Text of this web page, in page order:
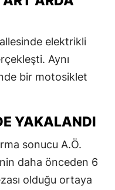
elektrikli
Aynı
bir motosiklet
YAKALANDI
sonucu A.Ö.
daha önceden 6
olduğu ortaya